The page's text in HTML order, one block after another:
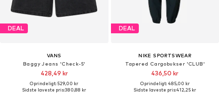
DEAL
VANS
Baggy Jeans 'Check-5'
428,49 kr
Oprindeligt: 529,00 kr
Sidste laveste pris:380,88 kr
DEAL
NIKE SPORTSWEAR
Tapered Cargobukser 'CLUB'
436,50 kr
Oprindeligt: 485,00 kr
Sidste laveste pris:412,25 kr